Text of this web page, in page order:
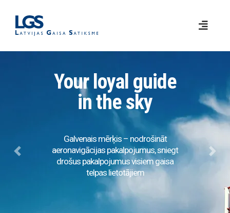
Your loyal guide
in the sky
Galvenais mērķis – nodrošināt
aeronavigācijas pakalpojumus, sniegt
drošus pakalpojumus visiem gaisa
telpas lietotājiem
Previous Next